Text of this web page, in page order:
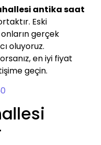
antika saat
Eski
gerçek
oluyoruz.
en iyi fiyat
geçin.